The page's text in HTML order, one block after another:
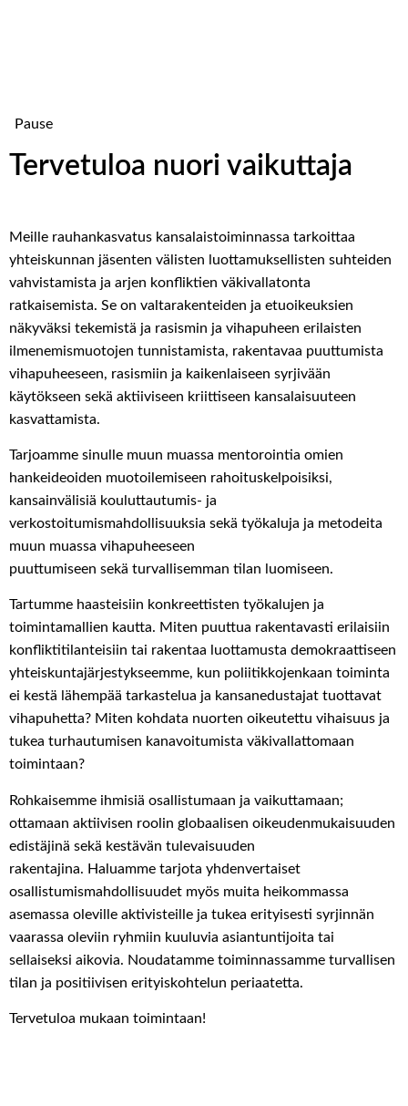
Pause
Tervetuloa nuori vaikuttaja
Meille rauhankasvatus kansalaistoiminnassa tarkoittaa
yhteiskunnan jäsenten välisten luottamuksellisten suhteiden
vahvistamista ja arjen konfliktien väkivallatonta
ratkaisemista. Se on valtarakenteiden ja etuoikeuksien
näkyväksi tekemistä ja rasismin ja vihapuheen erilaisten
ilmenemismuotojen tunnistamista, rakentavaa puuttumista
vihapuheeseen, rasismiin ja kaikenlaiseen syrjivään
käytökseen sekä aktiiviseen kriittiseen kansalaisuuteen
kasvattamista.
Tarjoamme sinulle muun muassa mentorointia omien
hankeideoiden muotoilemiseen rahoituskelpoisiksi,
kansainvälisiä kouluttautumis- ja
verkostoitumismahdollisuuksia sekä työkaluja ja metodeita
muun muassa vihapuheeseen
puuttumiseen sekä turvallisemman tilan luomiseen.
Tartumme haasteisiin konkreettisten työkalujen ja
toimintamallien kautta. Miten puuttua rakentavasti erilaisiin
konfliktitilanteisiin tai rakentaa luottamusta demokraattiseen
yhteiskuntajärjestykseemme, kun poliitikkojenkaan toiminta
ei kestä lähempää tarkastelua ja kansanedustajat tuottavat
vihapuhetta? Miten kohdata nuorten oikeutettu vihaisuus ja
tukea turhautumisen kanavoitumista väkivallattomaan
toimintaan?
Rohkaisemme ihmisiä osallistumaan ja vaikuttamaan;
ottamaan aktiivisen roolin globaalisen oikeudenmukaisuuden
edistäjinä sekä kestävän tulevaisuuden
rakentajina. Haluamme tarjota yhdenvertaiset
osallistumismahdollisuudet myös muita heikommassa
asemassa oleville aktivisteille ja tukea erityisesti syrjinnän
vaarassa oleviin ryhmiin kuuluvia asiantuntijoita tai
sellaiseksi aikovia. Noudatamme toiminnassamme turvallisen
tilan ja positiivisen erityiskohtelun periaatetta.
Tervetuloa mukaan toimintaan!